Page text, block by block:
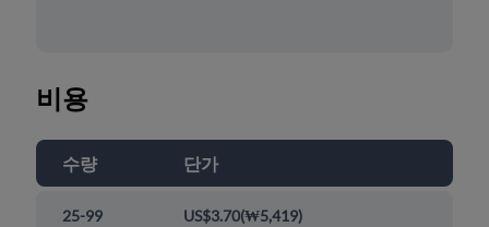
비용
수량 단가
25-99 US$3.70(₩5,419)